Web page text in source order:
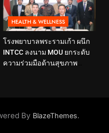
HEALTH & WELLNESS
โรงพยาบาลพระรามเก้า ผนึก
INTCC ลงนาม MOU ยกระดับ
ความร่วมมือด้านสุขภาพ
By BlazeThemes.